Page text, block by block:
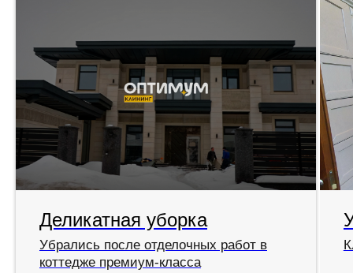
Деликатная уборка
Убрались после отделочных работ в
коттедже премиум-класса